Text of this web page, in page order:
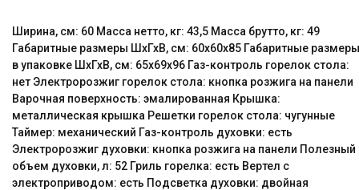
Ширина, см: 60 Масса нетто, кг: 43,5 Масса брутто, кг: 49
Габаритные размеры ШхГхВ, см: 60x60x85 Габаритные размеры
в упаковке ШхГхВ, см: 65х69х96 Газ-контроль горелок стола:
нет Электророзжиг горелок стола: кнопка розжига на панели
Варочная поверхность: эмалированная Крышка:
металлическая крышка Решетки горелок стола: чугунные
Таймер: механический Газ-контроль духовки: есть
Электророзжиг духовки: кнопка розжига на панели Полезный
объем духовки, л: 52 Гриль горелка: есть Вертел с
электроприводом: есть Подсветка духовки: двойная